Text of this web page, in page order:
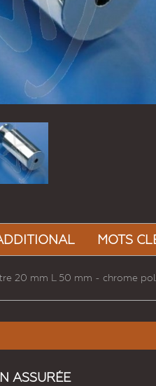
MOTS
20 mm L 50 mm - chrome
ASSURÉE